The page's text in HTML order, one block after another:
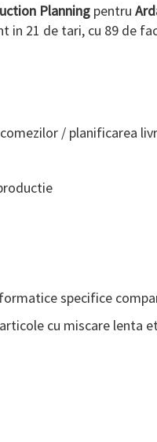
Planningpentru
in 21 de tari, cu 89 de
/ planificarea
specifice
cu miscare lenta